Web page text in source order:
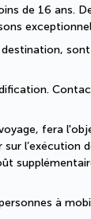
de 16 ans.
sont
fera
l’exécution
à